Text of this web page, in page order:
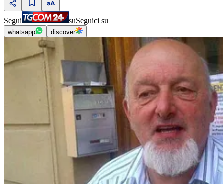
Segui suSeguici su
whatsapp discover